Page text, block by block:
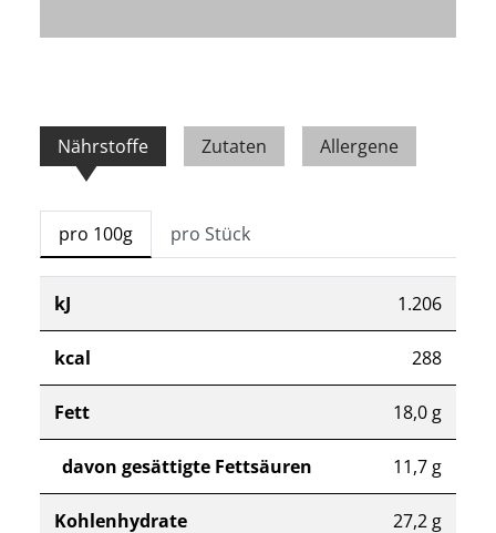
Nährstoffe Zutaten Allergene
pro 100g pro Stück
kJ 1.206
kcal 288
Fett 18,0 g
davon gesättigte Fettsäuren 11,7 g
Kohlenhydrate 27,2 g